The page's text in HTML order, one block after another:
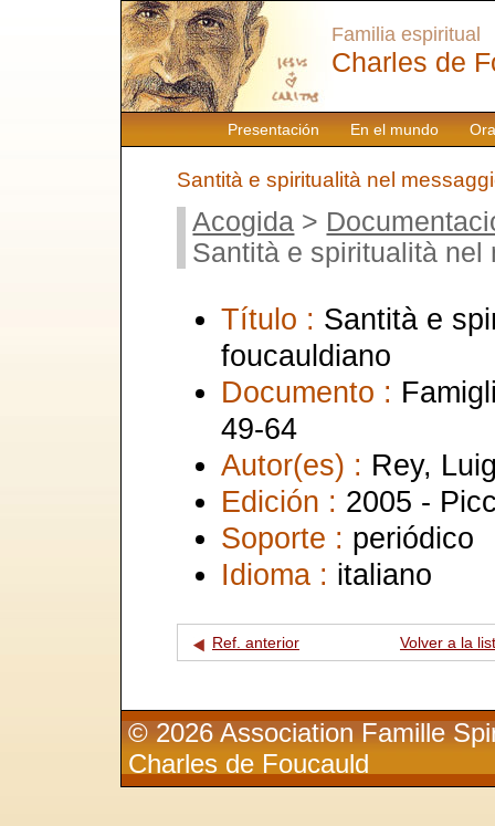
Presentación En el mundo
Familia espiritual
Charles de
Santità e spiritualità nel
Acogida >
Santità e spiritualità
Título : Santità e
foucauldiano
Documento :
49-64
Autor(es) : Rey,
Edición : 2005 -
Soporte : periódico
Idioma : italiano
Ref. anterior Volver a la
© 2026 Association Famille
Charles de Foucauld